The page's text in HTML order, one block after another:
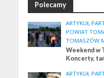
Polecamy
ARTYKUŁ
POWIAT
TOMASZÓW
Weekend w
Koncerty,
ARTYKUŁ